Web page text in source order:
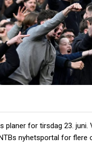
planer for tirsdag 23. juni.
nyhetsportal for flere